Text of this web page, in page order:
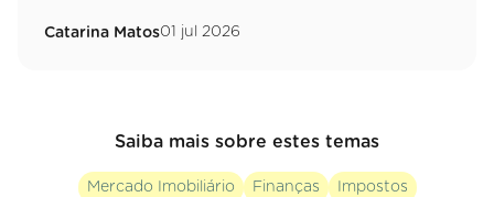
Catarina Matos01 jul 2026
Saiba mais sobre estes temas
Mercado Imobiliário Finanças Impostos